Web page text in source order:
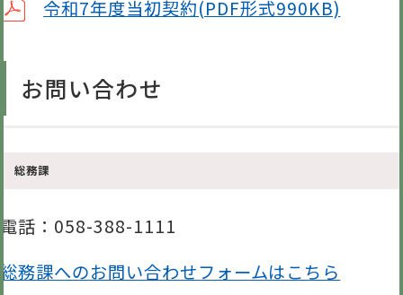
令和7年度当初契約(PDF形式990KB)
お問い合わせ
総務課
電話 ：058-388-1111
総務課へのお問い合わせフォームはこちら